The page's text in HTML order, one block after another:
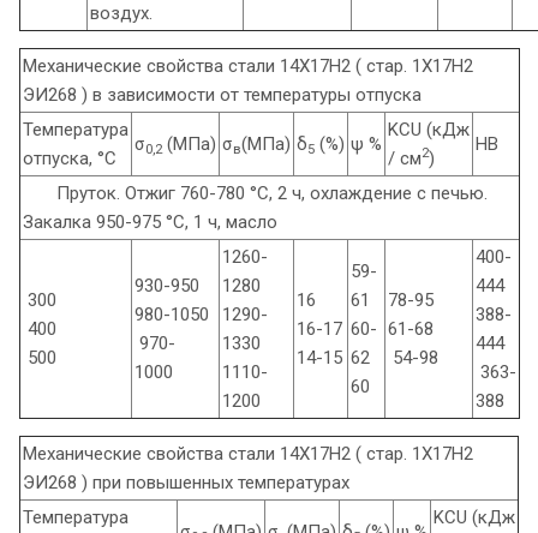
воздух.
Механические свойства стали 14Х17Н2 ( стар. 1Х17Н2
ЭИ268 ) в зависимости от температуры отпуска
Температура
отпуска, °С
σ0,2 (МПа) σв(МПа) δ5 (%) ψ %
KCU (кДж
/ см2)
HB
Пруток. Отжиг 760-780 °С, 2 ч, охлаждение с печью.
Закалка 950-975 °С, 1 ч, масло
300
400
500
930-950
980-1050
970-
1000
1260-
1280
1290-
1330
1110-
1200
16
16-17
14-15
59-
61
60-
62
60
78-95
61-68
54-98
400-
444
388-
444
363-
388
Механические свойства стали 14Х17Н2 ( стар. 1Х17Н2
ЭИ268 ) при повышенных температурах
Температура
KCU (кДж